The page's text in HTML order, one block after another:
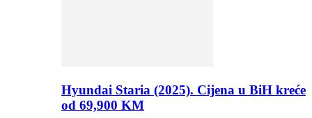
Hyundai Staria (2025). Cijena u BiH kreće
od 69,900 KM